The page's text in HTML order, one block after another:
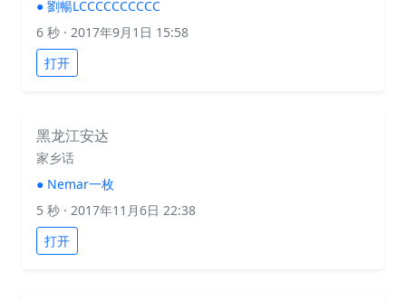
● 劉暢LCCCCCCCCCC
6 秒 · 2017年9月1日 15:58
打开
黑龙江安达
家乡话
● Nemar一枚
5 秒 · 2017年11月6日 22:38
打开